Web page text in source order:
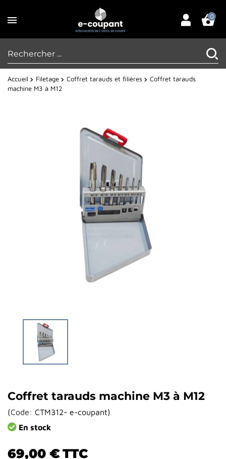
0
Accueil Filetage Coffret tarauds et filières
Coffret tarauds
machine M3 à M12
Coffret tarauds machine M3 à M12
(Code: CTM312- e-coupant)
En stock
69,00 €TTC